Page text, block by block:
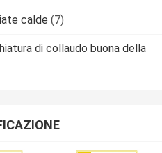
calde (7)
di collaudo buona della